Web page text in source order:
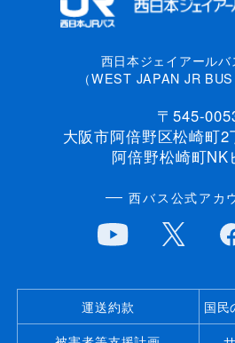
西日本ジェイアールバ
（WEST JAPAN JR BUS
〒545-
大阪市阿倍野区松崎町
阿倍野松崎町NK
西バス公式アカ
運送約款
国民